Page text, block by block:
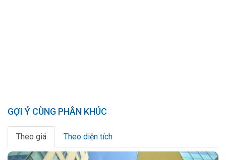
GỢI Ý CÙNG PHÂN KHÚC
Theo giá Theo diện tích